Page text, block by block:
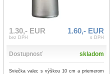
1.30,- EUR
bez DPH
1.60,- EUR
s DPH
Dostupnosť skladom
Sviečka valec s výškou 10 cm a priemerom